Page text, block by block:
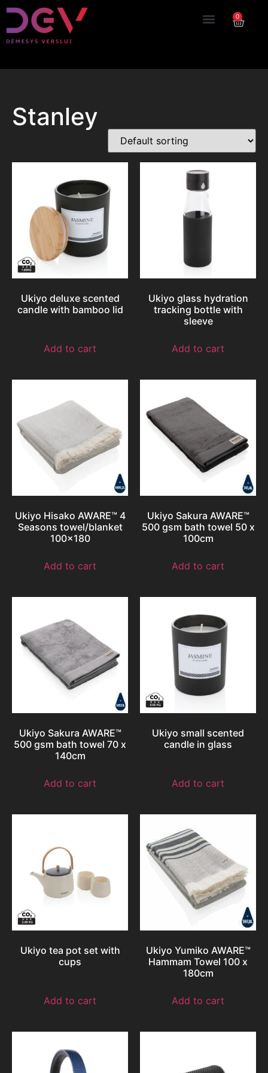
0
Stanley
Ukiyo deluxe scented
candle with bamboo lid
Add to cart
Ukiyo glass hydration
tracking bottle with
sleeve
Add to cart
Ukiyo Hisako AWARE™ 4
Seasons towel/blanket
100×180
Add to cart
Ukiyo Sakura AWARE™
500 gsm bath towel 50 x
100cm
Add to cart
Ukiyo Sakura AWARE™
500 gsm bath towel 70 x
140cm
Add to cart
Ukiyo small scented
candle in glass
Add to cart
Ukiyo tea pot set with
cups
Add to cart
Ukiyo Yumiko AWARE™
Hammam Towel 100 x
180cm
Add to cart